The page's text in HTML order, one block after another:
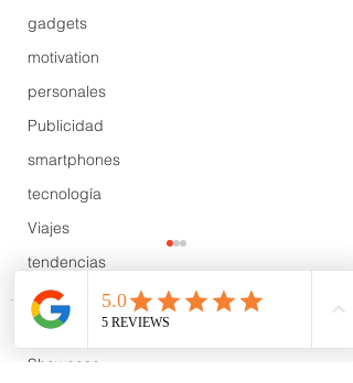
gadgets
motivation
personales
Publicidad
smartphones
tecnología
Viajes
tendencias
Wow
B2B
Showcase
Comentarios